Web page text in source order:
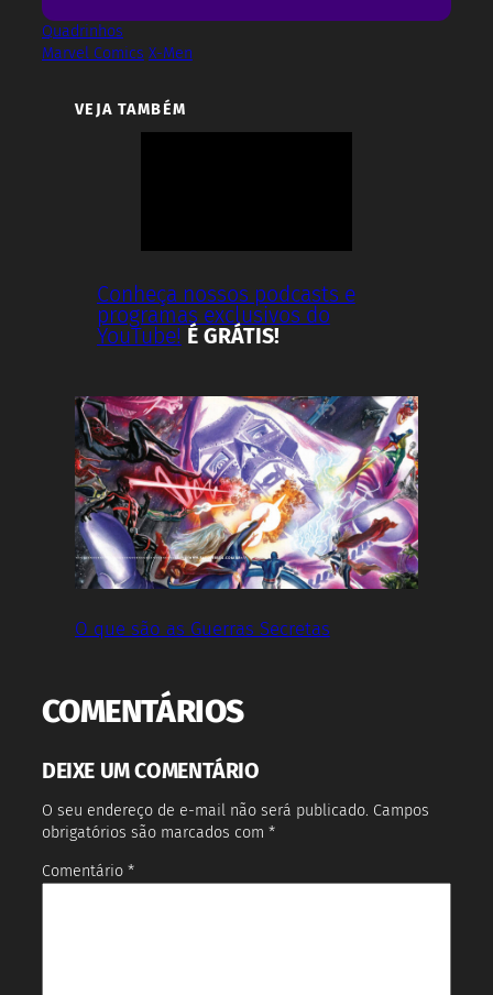
Quadrinhos
Marvel Comics X-Men
VEJA TAMBÉM
Conheça nossos podcasts e
programas exclusivos do
YouTube! É GRÁTIS!
O que são as Guerras Secretas
COMENTÁRIOS
DEIXE UM COMENTÁRIO
O seu endereço de e-mail não será publicado. Campos
obrigatórios são marcados com *
Comentário *